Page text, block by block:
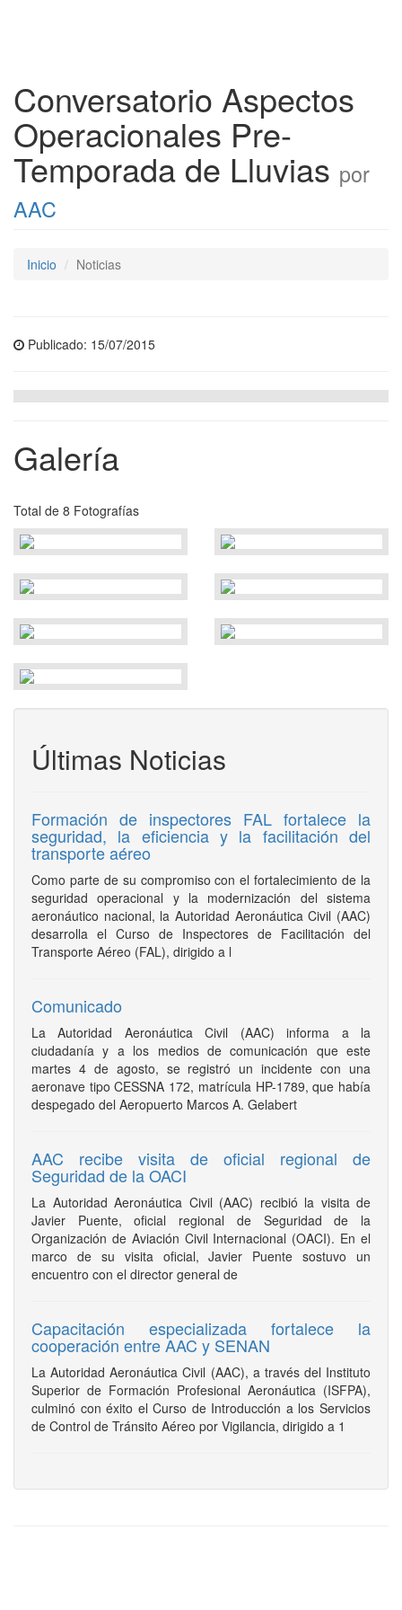
Conversatorio Aspectos
Operacionales Pre-
Temporada de Lluvias por
AAC
Inicio Noticias
Publicado: 15/07/2015
Galería
Total de 8 Fotografías
Últimas Noticias
Formación de inspectores FAL fortalece la
seguridad, la eficiencia y la facilitación del
transporte aéreo
Como parte de su compromiso con el fortalecimiento de la
seguridad operacional y la modernización del sistema
aeronáutico nacional, la Autoridad Aeronáutica Civil (AAC)
desarrolla el Curso de Inspectores de Facilitación del
Transporte Aéreo (FAL), dirigido a l
Comunicado
La Autoridad Aeronáutica Civil (AAC) informa a la
ciudadanía y a los medios de comunicación que este
martes 4 de agosto, se registró un incidente con una
aeronave tipo CESSNA 172, matrícula HP-1789, que había
despegado del Aeropuerto Marcos A. Gelabert
AAC recibe visita de oficial regional de
Seguridad de la OACI
La Autoridad Aeronáutica Civil (AAC) recibió la visita de
Javier Puente, oficial regional de Seguridad de la
Organización de Aviación Civil Internacional (OACI). En el
marco de su visita oficial, Javier Puente sostuvo un
encuentro con el director general de
Capacitación especializada fortalece la
cooperación entre AAC y SENAN
La Autoridad Aeronáutica Civil (AAC), a través del Instituto
Superior de Formación Profesional Aeronáutica (ISFPA),
culminó con éxito el Curso de Introducción a los Servicios
de Control de Tránsito Aéreo por Vigilancia, dirigido a 1